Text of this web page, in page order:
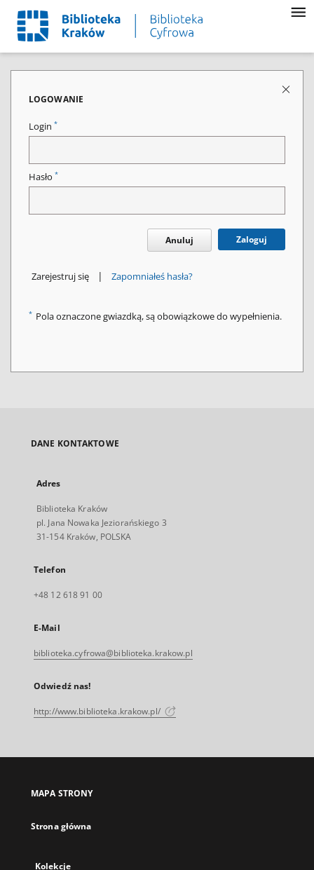
LOGOWANIE
Login *
Hasło *
Anuluj Zaloguj
Zarejestruj się | Zapomniałeś hasła?
* Pola oznaczone gwiazdką, są obowiązkowe do wypełnienia.
DANE KONTAKTOWE
Adres
Biblioteka Kraków
pl. Jana Nowaka Jeziorańskiego 3
31-154 Kraków, POLSKA
Telefon
+48 12 618 91 00
E-Mail
biblioteka.cyfrowa@biblioteka.krakow.pl
Odwiedź nas!
http://www.biblioteka.krakow.pl/
MAPA STRONY
Strona główna
Kolekcje